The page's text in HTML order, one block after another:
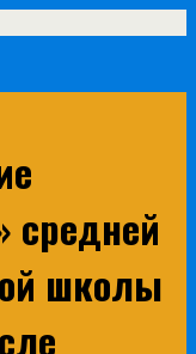
средней
школы